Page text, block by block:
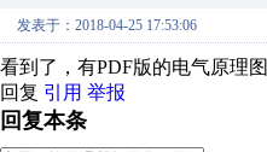
发表于：2018-04-25 17:53:06
看到了，有PDF版的电气原理图
回复 引用 举报
回复本条